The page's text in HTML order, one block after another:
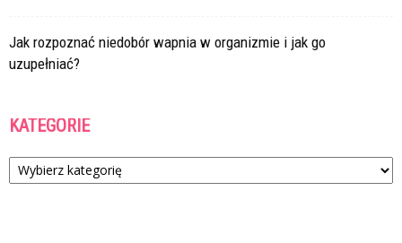
Jak rozpoznać niedobór wapnia w organizmie i jak go
uzupełniać?
KATEGORIE
Kategorie